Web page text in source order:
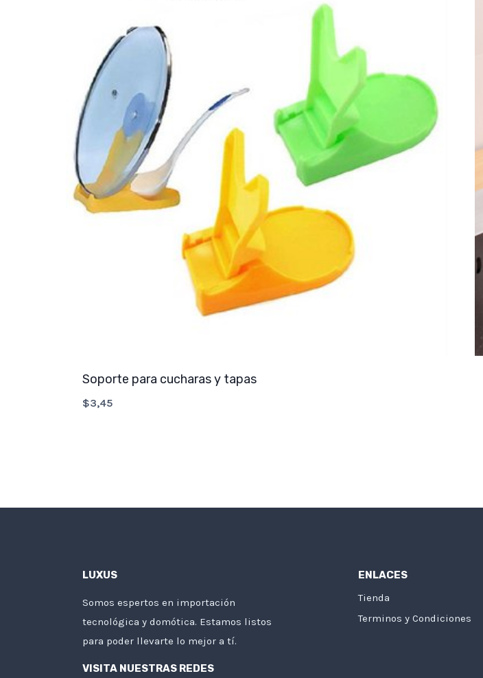
Soporte para cucharas y tapas
$3,45
LUXUS
Somos espertos en importación
tecnológica y domótica. Estamos listos
para poder llevarte lo mejor a tí.
VISITA NUESTRAS REDES
ENLACES
Tienda
Terminos y Condiciones